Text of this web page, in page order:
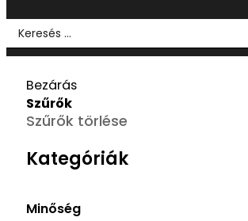
Search
...
Bezárás
Szűrők
Szűrők törlése
Kategóriák
Minőség